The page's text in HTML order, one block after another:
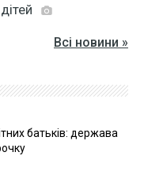
Всі новини »
батьків: держава